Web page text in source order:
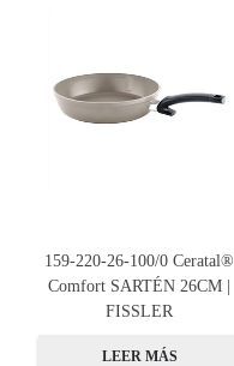
159-220-26-100/0 Ceratal®
Comfort SARTÉN 26CM |
FISSLER
LEER MÁS